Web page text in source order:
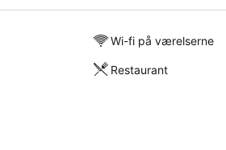
Wi-fi på værelserne
Restaurant